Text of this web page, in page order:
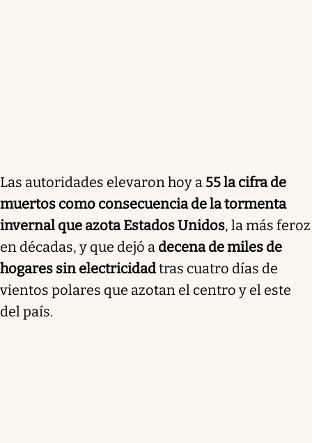
Las autoridades elevaron hoy a 55 la cifra de
muertos como consecuencia de la tormenta
invernal que azota Estados Unidos, la más feroz
en décadas, y que dejó a decena de miles de
hogares sin electricidadtras cuatro días de
vientos polares que azotan el centro y el este
del país.